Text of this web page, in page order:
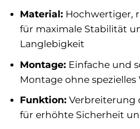
Material:Hochwertiger,
für maximale Stabilität
Langlebigkeit
Montage:Einfache und
Montage ohne spezielles
Funktion:Verbreiterung
für erhöhte Sicherheit